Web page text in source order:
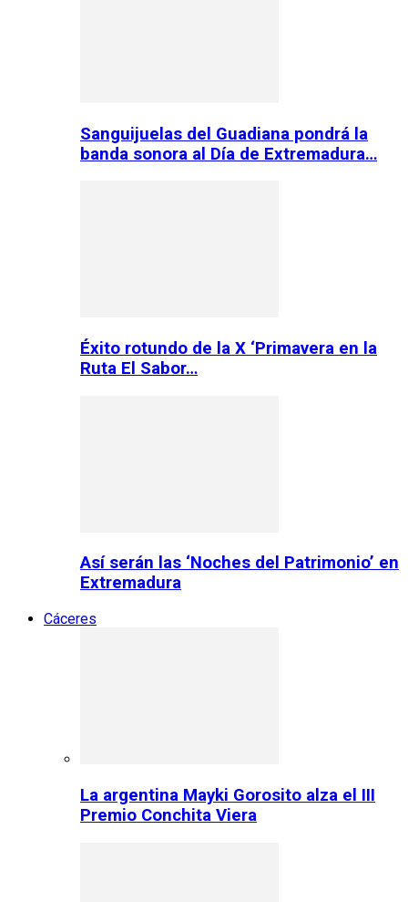
Sanguijuelas del Guadiana pondrá la
banda sonora al Día de Extremadura…
Éxito rotundo de la X ‘Primavera en la
Ruta El Sabor…
Así serán las ‘Noches del Patrimonio’ en
Extremadura
Cáceres
La argentina Mayki Gorosito alza el III
Premio Conchita Viera